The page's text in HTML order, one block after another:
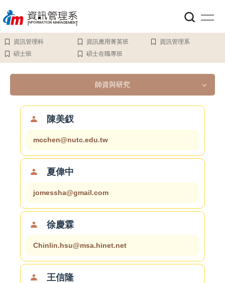
到
要
內
資訊管理科 資訊應用菁英班
資訊管理系
碩士班
碩士在職專班
師資與研究
師資與研究
系主任
教授
副教授
助理教授
系辦人員
兼職教師
陳美釵
mcchen@nutc.edu.tw
夏偉中
jomessha@gmail.com
徐慶霖
Chinlin.hsu@msa.hinet.net
王信隆